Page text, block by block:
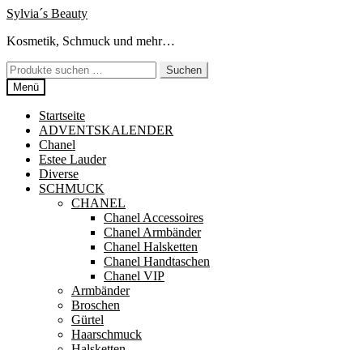
Zur
springen
Zum
springen
Sylvia´s Beauty
Kosmetik, Schmuck und mehr…
Suchen
nach:
Suchen
Menü
Startseite
ADVENTSKALENDER
Chanel
Estee Lauder
Diverse
SCHMUCK
CHANEL
Chanel Accessoires
Chanel Armbänder
Chanel Halsketten
Chanel Handtaschen
Chanel VIP
Armbänder
Broschen
Gürtel
Haarschmuck